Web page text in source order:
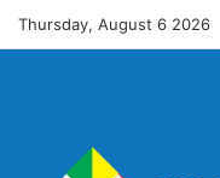
Thursday, August 6 2026